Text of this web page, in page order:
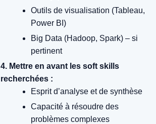
Outils de visualisation (Tableau,
Power BI)
Big Data (Hadoop, Spark) – si
pertinent
4. Mettre en avant les soft skills
recherchées :
Esprit d’analyse et de synthèse
Capacité à résoudre des
problèmes complexes